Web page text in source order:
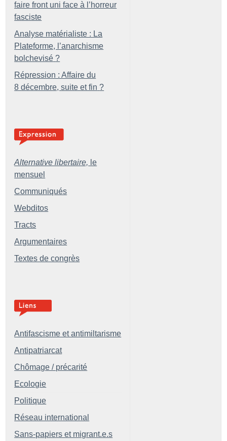
faire front uni face à l’horreur
fasciste
Analyse matérialiste : La
Plateforme, l’anarchisme
bolchevisé ?
Répression : Affaire du
8 décembre, suite et fin ?
Alternative libertaire, le
mensuel
Communiqués
Webditos
Tracts
Argumentaires
Textes de congrès
Antifascisme et antimiltarisme
Antipatriarcat
Chômage / précarité
Ecologie
Politique
Réseau international
Sans-papiers et migrant.e.s